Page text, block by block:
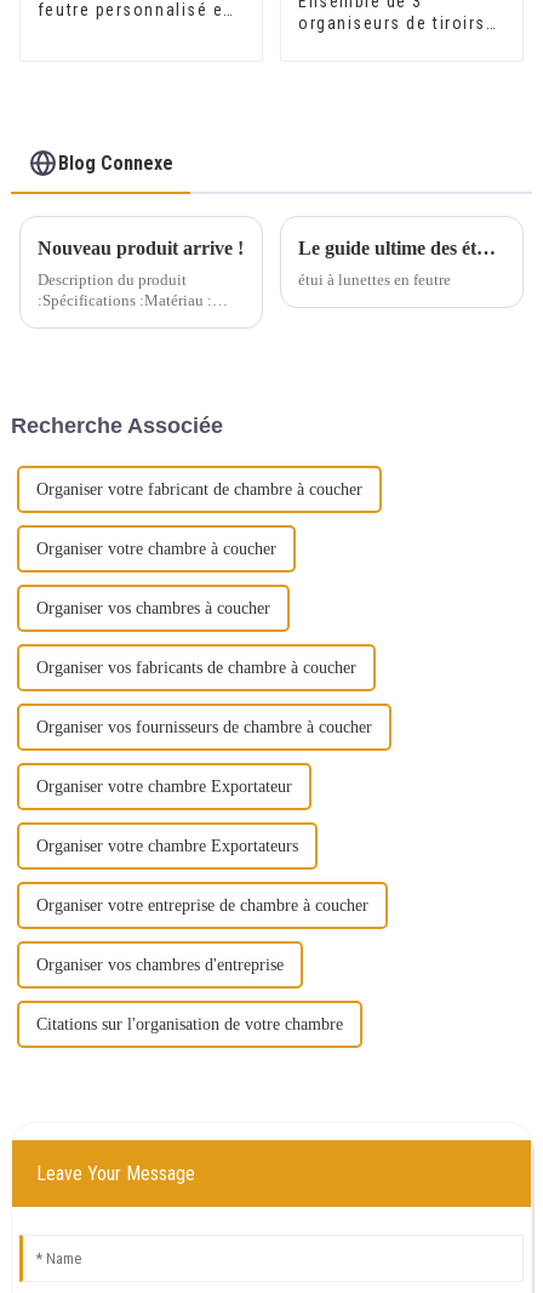
feutre personnalisé en
organiseurs de tiroirs
Blog Connexe
Nouveau produit arrive !
Description du produit
:Spécifications :Matériau :
3 mm/0,12″Scène d'application
Le guide ultime des étuis à lunettes en feutre polyester : résistants aux rayures, légers et durables
étui à lunettes en feutre
Recherche Associée
Organiser votre fabricant de chambre à coucher
Organiser votre chambre à coucher
Organiser vos chambres à coucher
Organiser vos fabricants de chambre à coucher
Organiser vos fournisseurs de chambre à coucher
Organiser votre chambre Exportateur
Organiser votre chambre Exportateurs
Organiser votre entreprise de chambre à coucher
Organiser vos chambres d'entreprise
Citations sur l'organisation de votre chambre
Leave Your Message